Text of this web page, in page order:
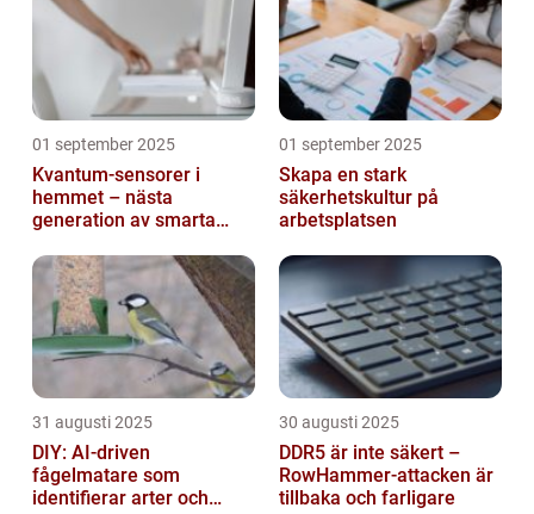
01 september 2025
Kvantum-sensorer i
hemmet – nästa
generation av smarta
01 september 2025
Skapa en stark
säkerhetskultur på
arbetsplatsen
31 augusti 2025
DIY: AI-driven
fågelmatare som
identifierar arter och
30 augusti 2025
DDR5 är inte säkert –
RowHammer-attacken är
tillbaka och farligare